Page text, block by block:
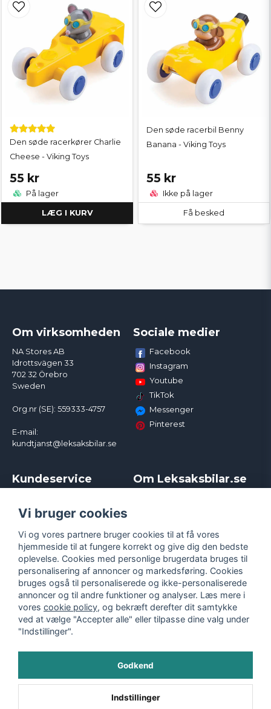
Den søde racerkører Charlie
Cheese - Viking Toys
55 kr
På lager
LÆG I KURV
Den søde racerbil Benny
Banana - Viking Toys
55 kr
Ikke på lager
Få besked
Om virksomheden
NA Stores AB
Idrottsvägen 33
702 32 Örebro
Sweden
Org.nr (SE): 559333-4757
E-mail:
kundtjanst@leksaksbilar.se
Sociale medier
Facebook
Instagram
Youtube
TikTok
Messenger
Pinterest
Kundeservice
Kampagner og rabatter
Reklamation
Policy chase cars
Returnera
Logga in
Om Leksaksbilar.se
Handelsbetingelser
Persondatapolitik
Cookies
Vi bruger cookies
Vi og vores partnere bruger cookies til at få vores
hjemmeside til at fungere korrekt og give dig den bedste
oplevelse. Cookies med personlige brugerdata bruges til
personalisering af annoncer og markedsføring. Cookies
bruges også til personaliserede og ikke-personaliserede
annoncer og til andre funktioner og analyser. Læs mere i
vores cookie policy, og bekræft derefter dit samtykke
ved at vælge "Accepter alle" eller tilpasse dine valg under
"Indstillinger".
Godkend
Indstillinger